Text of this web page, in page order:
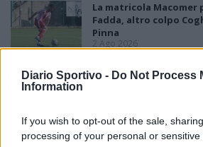
Diario Sportivo - Do Not Process
Information
If you wish to opt-out of the sale,
processing of your personal or
La matricola
Fadda, altro colpo
Pinna
2 Ago 2026
Nasce l'Arbus Guspini
Il Sant'Elena si